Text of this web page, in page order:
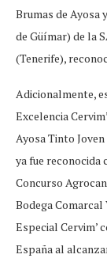
Brumas de Ayosa
de Güímar) de la
(Tenerife),
Adicionalmente,
Excelencia
Ayosa Tinto
ya fue reconocida
Concurso
Bodega Comarcal
Especial Cervim’
España al